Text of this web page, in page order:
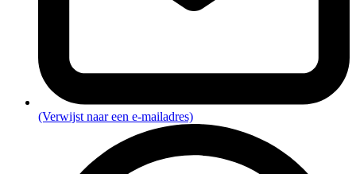
(Verwijst naar een e-mailadres)